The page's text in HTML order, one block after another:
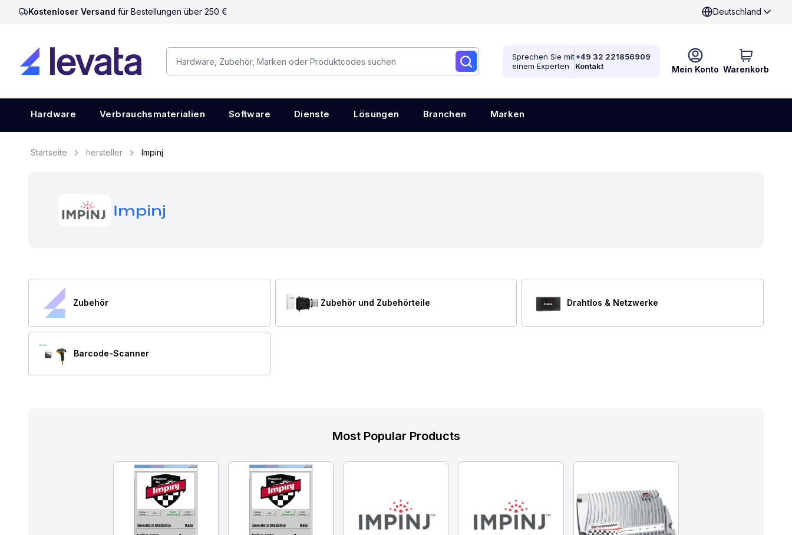
Kostenloser Versand für Bestellungen über 250 € Deutschland
Mein Konto Warenkorb
Sprechen Sie mit
einem Experten
+49 32 221856909
Kontakt
Hardware Verbrauchsmaterialien Software Dienste Lösungen Branchen Marken
Startseite hersteller Impinj
Impinj
Zubehör Zubehör und Zubehörteile Drahtlos & Netzwerke
Barcode-Scanner
Most Popular Products